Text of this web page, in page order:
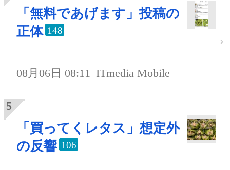
「無料であげます」投稿の
正体 148
08月06日 08:11 ITmedia Mobile
「買ってくレタス」想定外
の反響 106